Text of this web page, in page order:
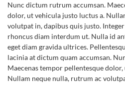
Nunc dictum rutrum accumsan.
dolor, ut vehicula justo luctus a.
volutpat in, dapibus quis justo.
rhoncus diam interdum ut. Nulla id
eget diam gravida ultrices.
lacinia at dictum quam accumsan.
Maecenas tempor pellentesque
Nullam neque nulla, rutrum ac